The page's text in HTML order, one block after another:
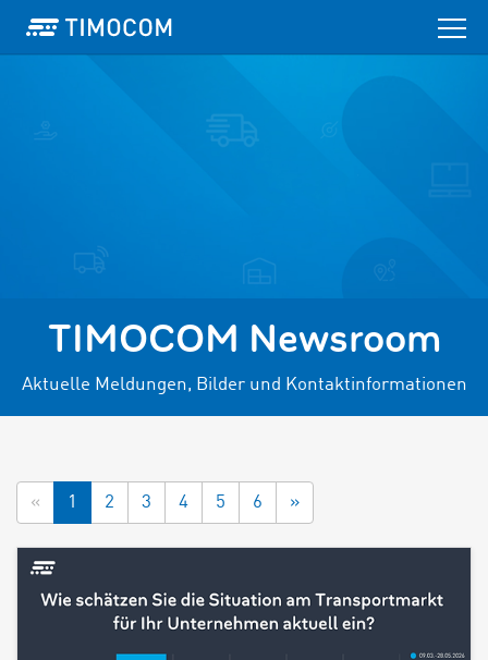
TIMOCOM Newsroom
Aktuelle Meldungen, Bilder und Kontaktinformationen
« 1 2 3 4 5 6 »